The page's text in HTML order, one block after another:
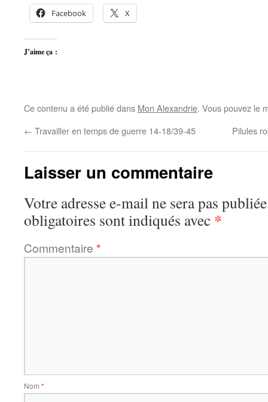
Facebook X
J’aime ça :
Ce contenu a été publié dans Mon Alexandrie. Vous pouvez le
← Travailler en temps de guerre 14-18/39-45 Pilules
Laisser un commentaire
Votre adresse e-mail ne sera pas
obligatoires sont indiqués avec *
Commentaire *
Nom *